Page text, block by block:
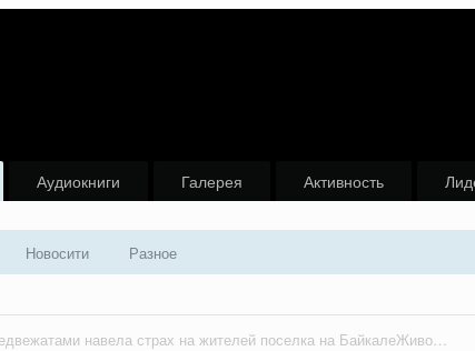
Новосити Разное
Аудиокниги Галерея Активность
Медведица с медвежатами навела страх на жителей поселка на БайкалеЖивотные вышли к северному берегу Байкала и наведались в садовое товарищество.